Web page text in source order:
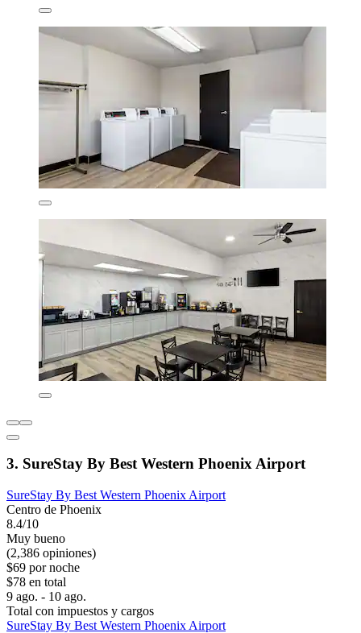
3. SureStay By Best Western Phoenix Airport
SureStay By Best Western Phoenix Airport
Centro de Phoenix
8.4/10
Muy bueno
(2,386 opiniones)
$69 por noche
$78 en total
9 ago. - 10 ago.
Total con impuestos y cargos
SureStay By Best Western Phoenix Airport